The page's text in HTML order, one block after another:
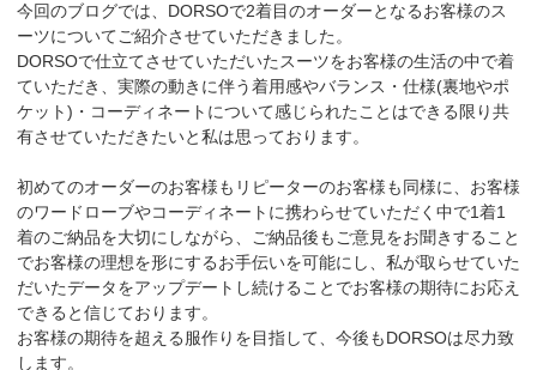
今回のブログでは、DORSOで2着目のオーダーとなるお客様のス
ーツについてご紹介させていただきました。
DORSOで仕立てさせていただいたスーツをお客様の生活の中で着
ていただき、実際の動きに伴う着用感やバランス・仕様(裏地やポ
ケット)・コーディネートについて感じられたことはできる限り共
有させていただきたいと私は思っております。
初めてのオーダーのお客様もリピーターのお客様も同様に、お客様
のワードローブやコーディネートに携わらせていただく中で1着1
着のご納品を大切にしながら、ご納品後もご意見をお聞きすること
でお客様の理想を形にするお手伝いを可能にし、私が取らせていた
だいたデータをアップデートし続けることでお客様の期待にお応え
できると信じております。
お客様の期待を超える服作りを目指して、今後もDORSOは尽力致
します。